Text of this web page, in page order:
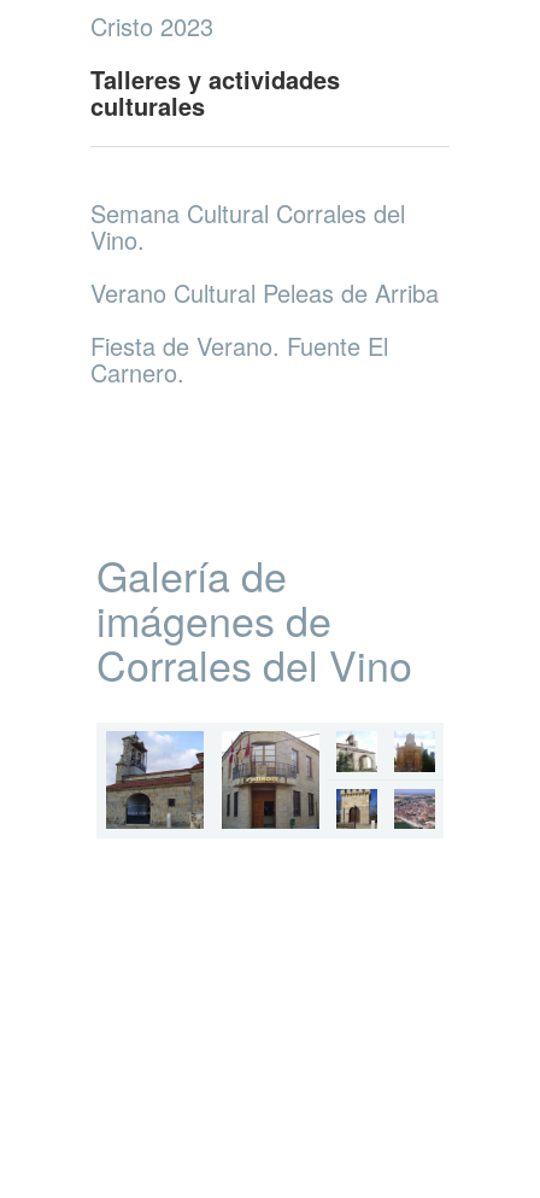
Cristo 2023
Talleres y actividades
culturales
Semana Cultural Corrales del
Vino.
Verano Cultural Peleas de Arriba
Fiesta de Verano. Fuente El
Carnero.
Galería de
imágenes de
Corrales del Vino